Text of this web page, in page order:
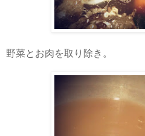
野菜とお肉を取り除き。